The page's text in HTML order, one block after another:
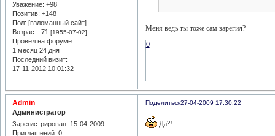
Уважение: +98
Позитив: +148
Пол: [взломанный сайт]
Возраст: 71[1955-07-02]
Провел на форуме:
1 месяц 24 дня
Последний визит:
17-11-2012 10:01:32
Меня ведь ты тоже сам зарегил?
0
Поделиться27-04-2009 17:30:22
Admin
Администратор
Зарегистрирован: 15-04-2009
Приглашений: 0
Да?!